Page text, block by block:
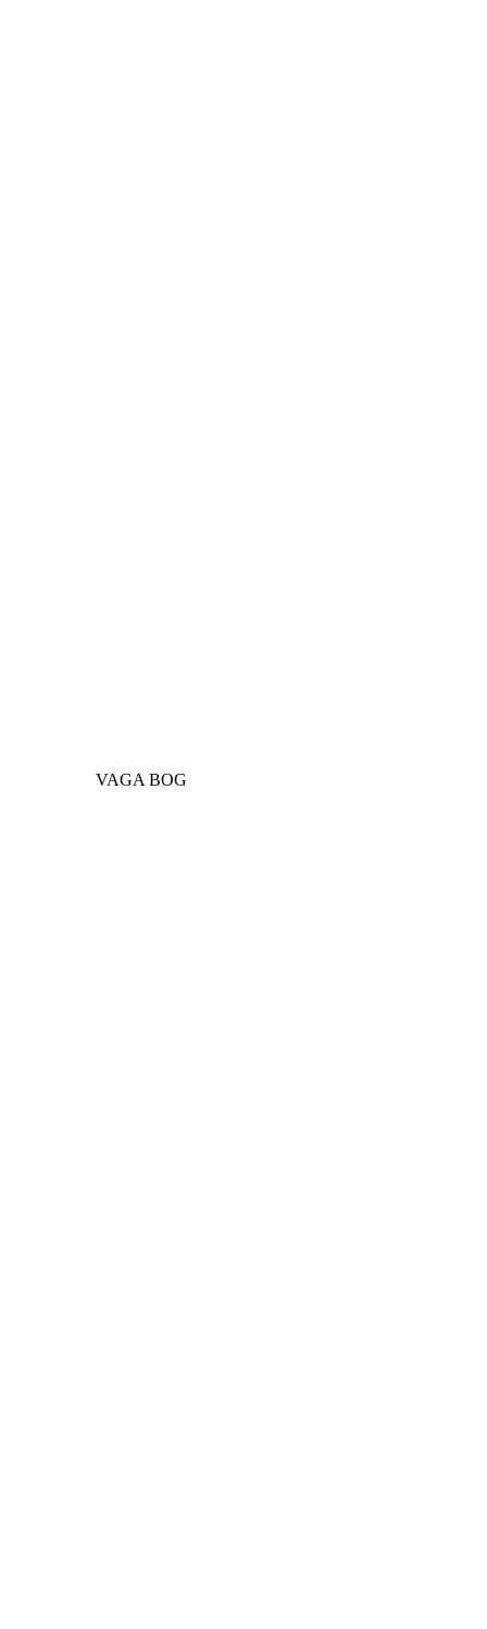
VAGA BOG